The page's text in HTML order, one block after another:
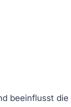
beeinflusst